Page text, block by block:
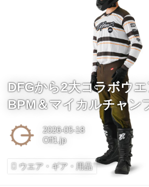
DFGから2大コラボウエ
BPM＆マイカルチャン
2026-05-18
Off1.jp
ウエア・ギア・用品